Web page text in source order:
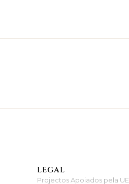
LEGAL
Projectos Apoiados pela UE